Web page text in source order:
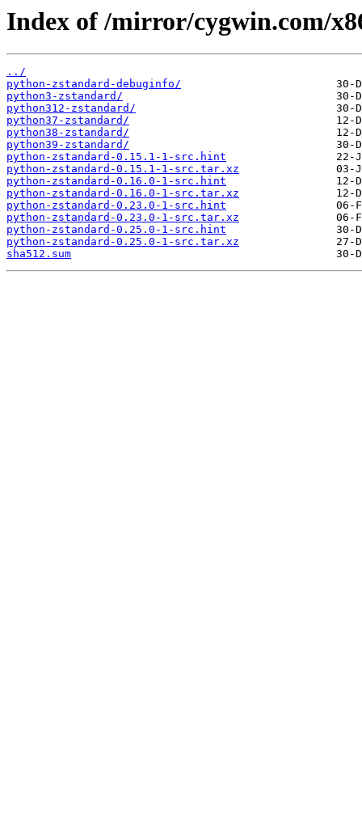
Index of /mirror/cygwin.com/
../
python-zstandard-debuginfo/
python3-zstandard/
python312-zstandard/
python37-zstandard/
python38-zstandard/
python39-zstandard/
python-zstandard-0.15.1-1-src.hint
python-zstandard-0.15.1-1-src.tar.xz
python-zstandard-0.16.0-1-src.hint
python-zstandard-0.16.0-1-src.tar.xz
python-zstandard-0.23.0-1-src.hint
python-zstandard-0.23.0-1-src.tar.xz
python-zstandard-0.25.0-1-src.hint
python-zstandard-0.25.0-1-src.tar.xz
sha512.sum